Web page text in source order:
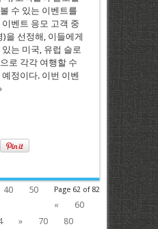
수 있는 이벤트를
벤트 응모 고객 중
을 선정해, 이들에게
는 미국, 유럽 슬로
로 각각 여행할 수
정이다. 이번 이벤
Page 62 of 82
40
50
«
60
» 70
80